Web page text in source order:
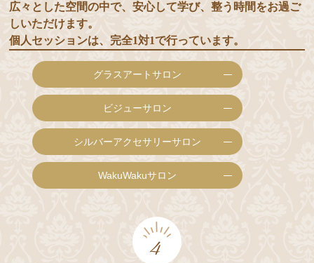
広々とした空間の中で、安心して学び、整う時間をお過ご
しいただけます。
個人セッションは、完全1対1で行っています。
グラスアートサロン
ビジューサロン
シルバーアクセサリーサロン
WakuWakuサロン
4